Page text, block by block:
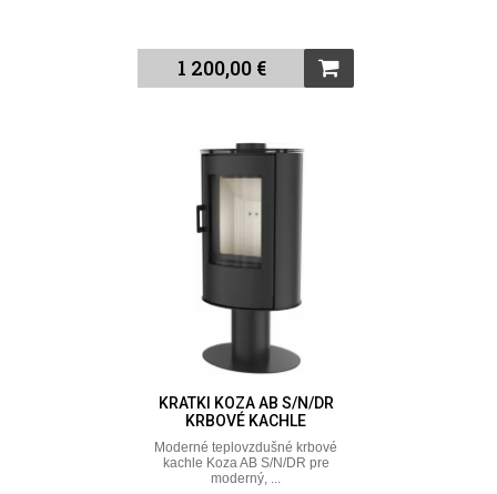
1 200,00 €
KRATKI KOZA AB S/N/DR
KRBOVÉ KACHLE
Moderné teplovzdušné krbové
kachle Koza AB S/N/DR pre
moderný, ...